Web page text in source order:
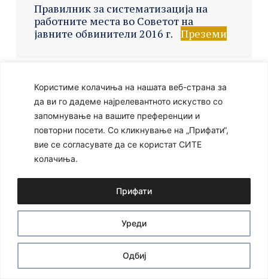
Користиме колачиња на нашата веб-страна за
да ви го дадеме најрелевантното искуство со
запомнување на вашите преференции и
повторни посети. Со кликнување на „Прифати“,
вие се согласувате да се користат СИТЕ
колачиња.
Уреди
Одбиј
Прифати
Правилник за систематизација на
работните места во Советот на
јавните обвинители 2016 г. Преземи
Ⓒ 2024 – Сите права се задржани Developed by: